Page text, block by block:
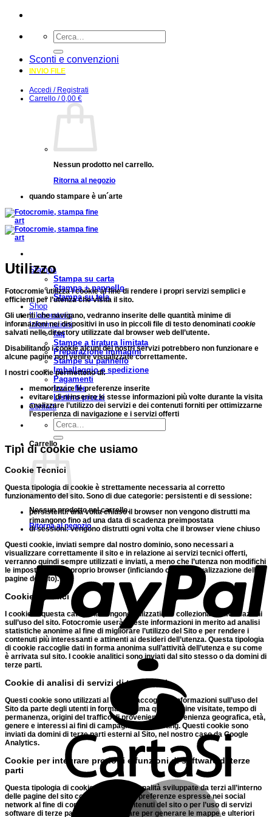
Salta
contenuti
Cerca:
Sconti e convenzioni
INVIO FILE
Accedi / Registrati
Carrello /0,00 €
Nessun prodotto nel carrello.
Ritorna al negozio
quando stampare è un´arte
Stampa
Stampa su carta
Stampa + pannello
Stampa su tela
Shop
Il laboratorio
Informazioni
faq
Stampe a tiratura limitata
Preparazione immagini
Stampe su pannello
Imballaggio e spedizione
Pagamenti
Invio file
Listino prezzi
Contatti
Cerca:
Carrello
Nessun prodotto nel carrello.
Ritorna al negozio
Utilizzo
Fotocromie utilizza i cookie al fine di rendere i propri servizi semplici e
efficienti per l’utenza che visita il sito.
Gli utenti che navigano, vedranno inserite delle quantità minime di
informazioninei dispositivi in uso in piccoli file di testo denominati cookie
salvati nelle directory utilizzate dal browser web dell’utente.
Disabilitando i cookie alcuni dei nostri servizi potrebbero non funzionare e
alcune pagine non venire visualizzate correttamente.
I nostri cookie permettono di:
memorizzare le preferenze inserite
evitare di reinserire le stesse informazioni più volte durante la visita
analizzare l’utilizzo dei servizi e dei contenuti forniti per ottimizzarne
l’esperienza di navigazione e i servizi offerti
Tipi di cookie che usiamo
Cookie Tecnici
Questa tipologia di cookie è strettamente necessaria al corretto
funzionamento del sito. Sono di due categorie: persistenti e di sessione:
persistenti: una volta chiuso il browser non vengono distrutti ma
rimangono fino ad una data di scadenza preimpostata
di sessioni: vengono distrutti ogni volta che il browser viene chiuso
Questi cookie, inviati sempre dal nostro dominio, sono necessari a
visualizzare correttamente il sito e in relazione ai servizi tecnici offerti,
verranno quindi sempre utilizzati e inviati, a meno che l’utenza non modifichi
le impostazioni nel proprio browser (inficiando così la visualizzazione delle
pagine del sito).
Cookie analitici
I cookie in questa categoria vengono utilizzati percollezionare informazioni
sull’uso del sito. Fotocromie userà queste informazioni in merito ad analisi
statistiche anonime al fine di migliorare l’utilizzo del Sito e per rendere i
contenuti più interessanti e attinenti ai desideri dell’utenza. Questa tipologia
di cookie raccoglie dati in forma anonima sull’attività dell’utenza e su come
è arrivata sul sito. I cookie analitici sono inviati dal sito stesso o da domini di
terze parti.
Cookie di analisi di servizi di terze parti
Questi cookie sono utilizzati al fine di raccogliere informazioni sull’uso del
Sito da parte degli utenti in forma anonima quali: pagine visitate, tempo di
permanenza, origini del traffico di provenienza, provenienza geografica, età,
genere e interessi ai fini di campagne di marketing. Questi cookie sono
inviati da domini di terze parti esterni al Sito, nel nostro caso da Google
Analytics.
Cookie per integrare prodotti e funzioni di software di terze
parti
Questa tipologia di cookie integra funzionalità sviluppate da terzi all’interno
delle pagine del sito come le icone e le preferenze espresse nei social
network al fine di condivisione dei contenuti del sito o per l’uso di servizi
software di terze parti (come i software per generare le mappe e ulteriori